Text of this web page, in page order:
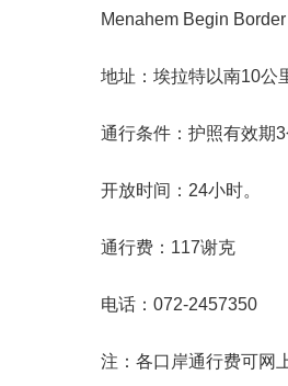
Menahem Begin
地址：埃拉特以南10公
通行条件：护照有效期
开放时间：24小时。
通行费：117谢克
电话：072-2457350
注：各口岸通行费可网